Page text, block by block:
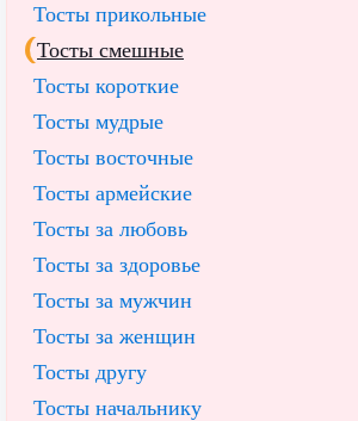
Тосты прикольные
Тосты смешные
Тосты короткие
Тосты мудрые
Тосты восточные
Тосты армейские
Тосты за любовь
Тосты за здоровье
Тосты за мужчин
Тосты за женщин
Тосты другу
Тосты начальнику